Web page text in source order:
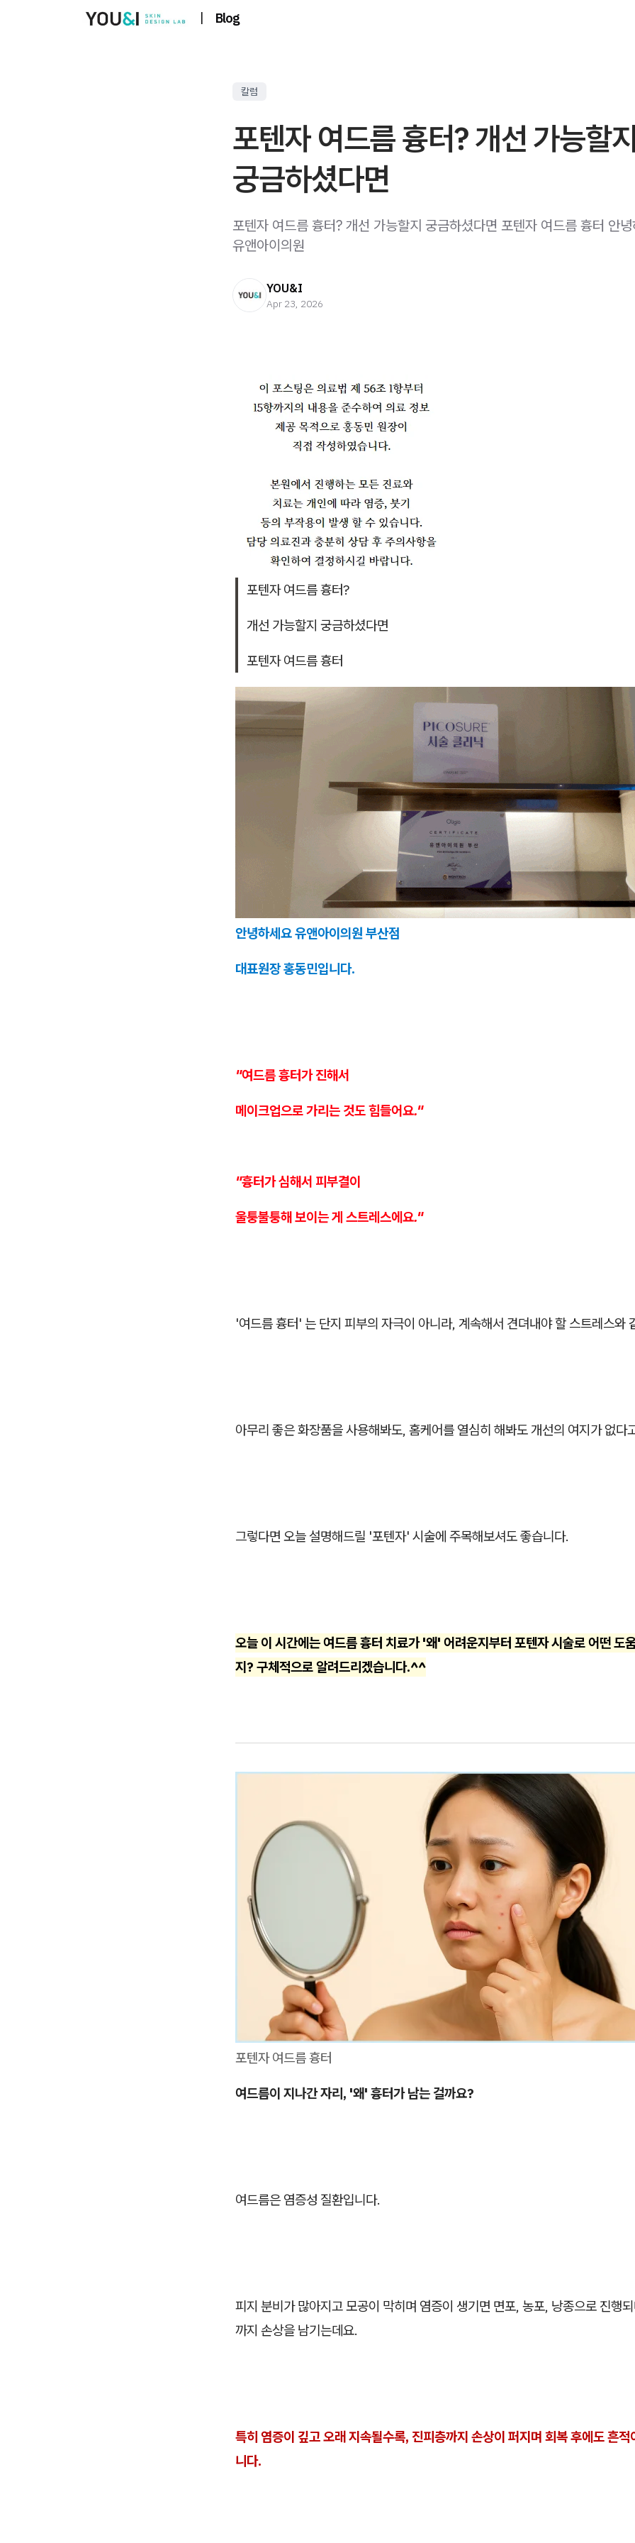
| Blog
칼럼
포텐자 여드름 흉터? 개선 가능할지
궁금하셨다면
포텐자 여드름 흉터? 개선 가능할지 궁금하셨다면 포텐자 여드름 흉터 안
유앤아이의원
YOU&I
Apr 23, 2026
포텐자 여드름 흉터?
개선 가능할지 궁금하셨다면
포텐자 여드름 흉터
안녕하세요 유앤아이의원 부산점
대표원장 홍동민입니다.
"여드름 흉터가 진해서
메이크업으로 가리는 것도 힘들어요."
"흉터가 심해서 피부결이
울퉁불퉁해 보이는 게 스트레스에요."
'여드름 흉터' 는 단지 피부의 자극이 아니라, 계속해서 견뎌내야 할 스트레스와
아무리 좋은 화장품을 사용해봐도, 홈케어를 열심히 해봐도 개선의 여지가 없다
그렇다면 오늘 설명해드릴 '포텐자' 시술에 주목해보셔도 좋습니다.
오늘 이 시간에는 여드름 흉터 치료가 '왜' 어려운지부터 포텐자 시술로 어떤 도
지? 구체적으로 알려드리겠습니다.^^
포텐자 여드름 흉터
여드름이 지나간 자리, '왜' 흉터가 남는 걸까요?
여드름은 염증성 질환입니다.
피지 분비가 많아지고 모공이 막히며 염증이 생기면 면포, 농포, 낭종으로 진행
까지 손상을 남기는데요.
특히 염증이 깊고 오래 지속될수록, 진피층까지 손상이 퍼지며 회복 후에도 흔적
니다.